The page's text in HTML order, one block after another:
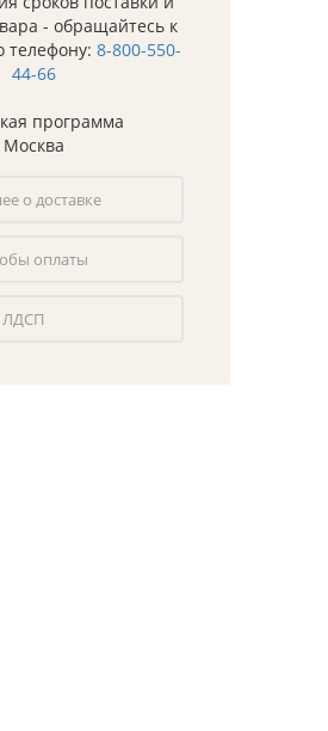
- обращайтесь к
телефону: 8-800-550-
44-66
программа
Москва
о доставке
оплаты
ЛДСП